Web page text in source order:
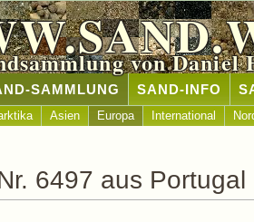
von Daniel
SAMMLUNG SAND-INFO
Asien Europa International
6497 aus Portugal